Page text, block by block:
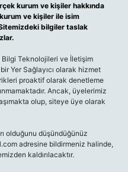
kurum ve kişiler hakkında
ve kişiler ile isim
bilgiler taslak
Bilgi Teknolojileri ve İletişim
Yer Sağlayıcı olarak hizmet
proaktif olarak denetleme
Ancak, üyelerimiz
olup, siteye üye olarak
olduğunu düşündüğünüz
adresine bildirmeniz halinde,
kaldırılacaktır.